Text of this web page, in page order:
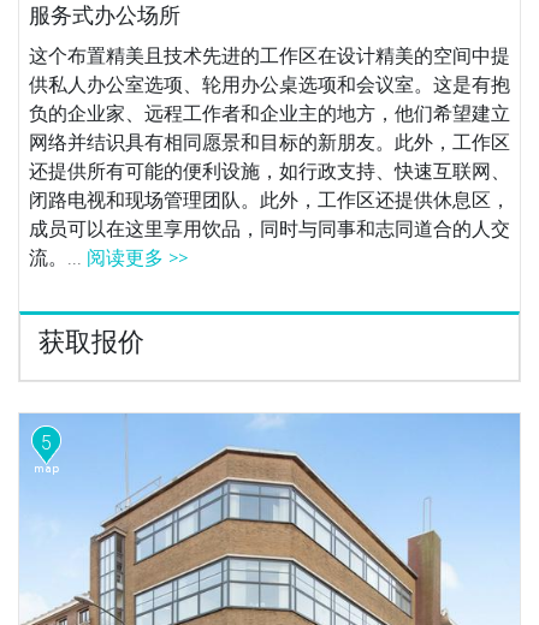
服务式办公场所
这个布置精美且技术先进的工作区在设计精美的空间中提
供私人办公室选项、轮用办公桌选项和会议室。这是有抱
负的企业家、远程工作者和企业主的地方，他们希望建立
网络并结识具有相同愿景和目标的新朋友。此外，工作区
还提供所有可能的便利设施，如行政支持、快速互联网、
闭路电视和现场管理团队。此外，工作区还提供休息区，
成员可以在这里享用饮品，同时与同事和志同道合的人交
流。... 阅读更多 >>
获取报价
5